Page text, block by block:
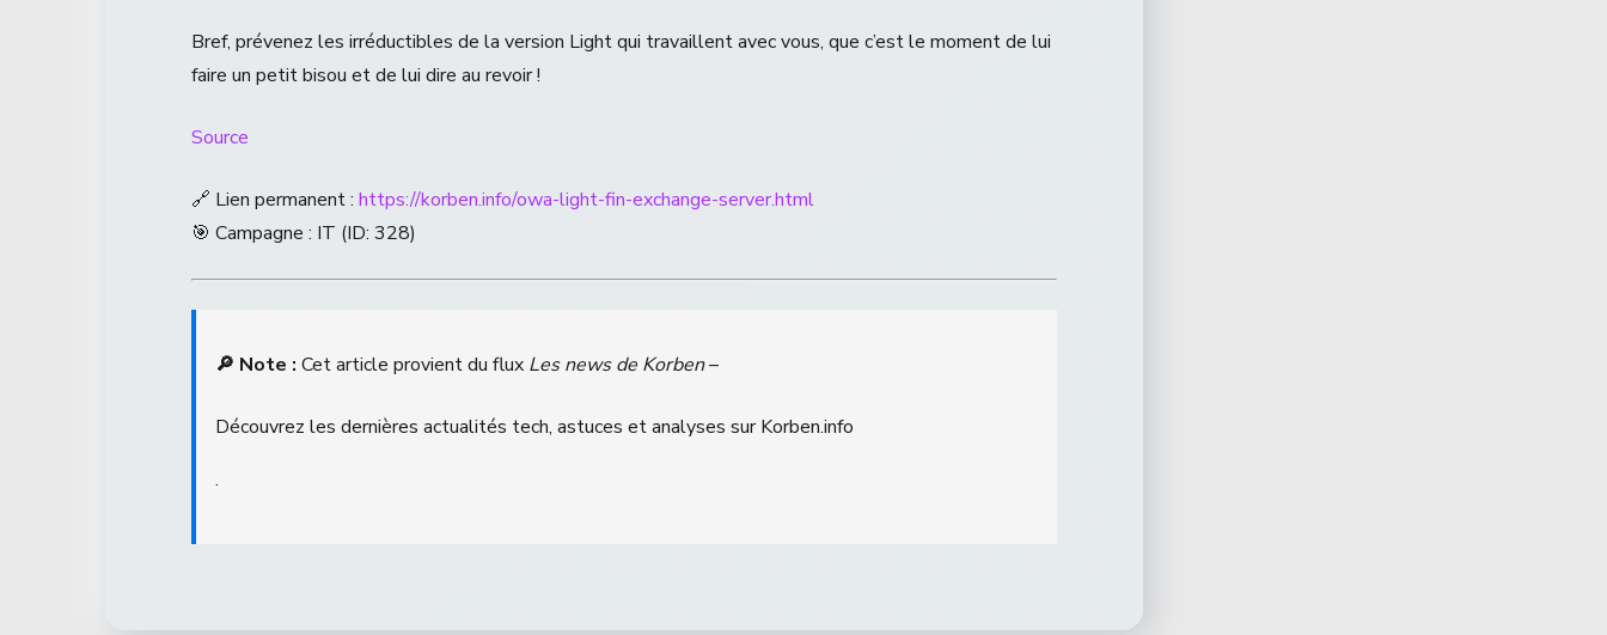
Bref, prévenez les irréductibles de la version Light qui travaillent avec vous, que c’est le moment de lui
faire un petit bisou et de lui dire au revoir !
Source
🔗 Lien permanent : https://korben.info/owa-light-fin-exchange-server.html
🎯 Campagne : IT (ID: 328)
🔎 Note : Cet article provient du flux Les news de Korben–
Découvrez les dernières actualités tech, astuces et analyses sur Korben.info
.